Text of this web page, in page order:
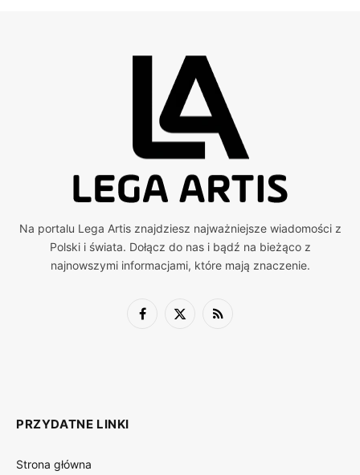
Na portalu Lega Artis znajdziesz najważniejsze wiadomości z
Polski i świata. Dołącz do nas i bądź na bieżąco z
najnowszymi informacjami, które mają znaczenie.
Facebook
X
RSS
PRZYDATNE LINKI
Strona główna